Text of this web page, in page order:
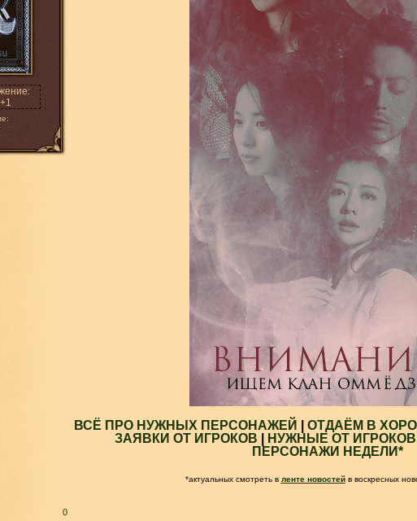
+1
ВСЁ ПРО НУЖНЫХ ПЕРСОНАЖЕЙ
ОТДАЁМ В
ЗАЯВКИ ОТ ИГРОКОВ
НУЖНЫЕ ОТ ИГРОКОВ
ПЕРСОНАЖИ НЕДЕЛИ*
*актуальных смотреть в ленте новостейв воскресных
0